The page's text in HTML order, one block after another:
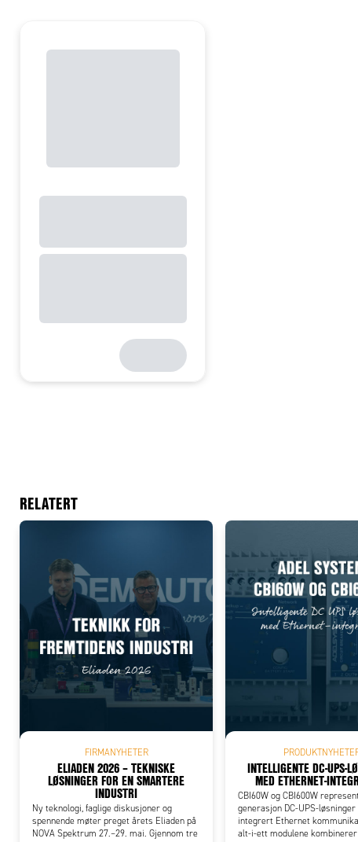
RELATERT
FIRMANYHETER
ELIADEN 2026 – TEKNISKE
LØSNINGER FOR EN SMARTERE
INDUSTRI
Ny teknologi, faglige diskusjoner og
spennende møter preget årets Eliaden på
NOVA Spektrum 27.–29. mai. Gjennom tre
INTELLIGENTE DC-UPS-
MED ETHERNET-
CBI60W og CBI600W
generasjon DC-UPS-
integrert Ethernet
alt-i-ett modulene kombinerer